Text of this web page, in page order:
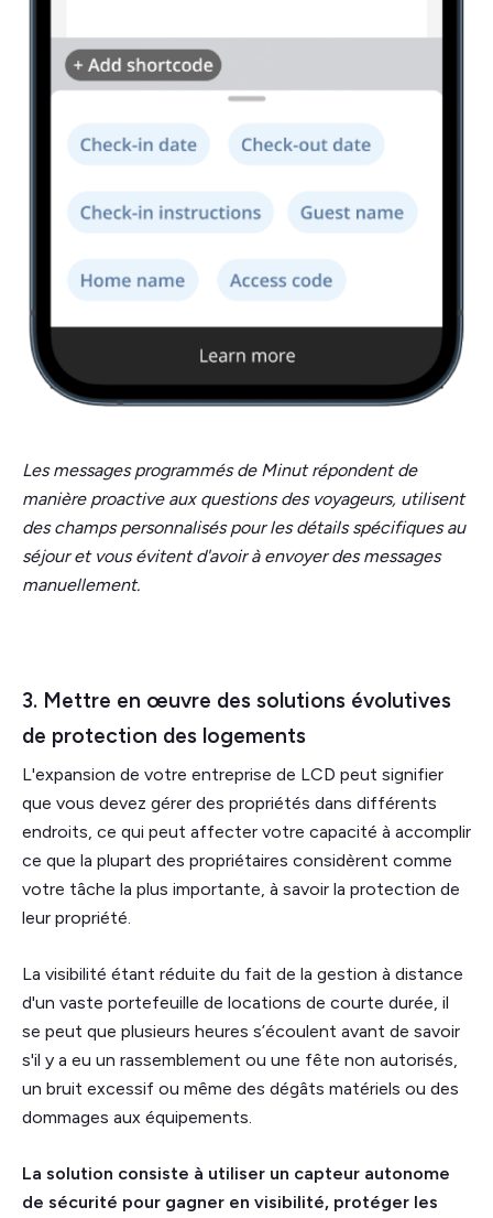
Les messages programmés de Minut répondent de
manière proactive aux questions des voyageurs, utilisent
des champs personnalisés pour les détails spécifiques au
séjour et vous évitent d'avoir à envoyer des messages
manuellement.
3. Mettre en œuvre des solutions évolutives
de protection des logements
L'expansion de votre entreprise de LCD peut signifier
que vous devez gérer des propriétés dans différents
endroits, ce qui peut affecter votre capacité à accomplir
ce que la plupart des propriétaires considèrent comme
votre tâche la plus importante, à savoir la protection de
leur propriété.
La visibilité étant réduite du fait de la gestion à distance
d'un vaste portefeuille de locations de courte durée, il
se peut que plusieurs heures s’écoulent avant de savoir
s'il y a eu un rassemblement ou une fête non autorisés,
un bruit excessif ou même des dégâts matériels ou des
dommages aux équipements.
La solution consiste à utiliser un capteur autonome
de sécurité pour gagner en visibilité, protéger les